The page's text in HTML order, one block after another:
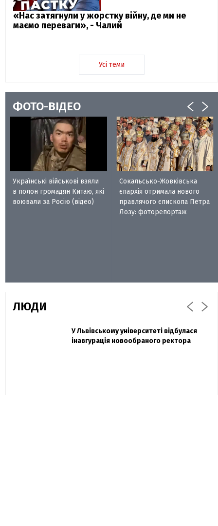
«Нас затягнули у жорстку війну, де ми не
маємо переваги», - Чалий
Усі теми
ФОТО-ВІДЕО
Українські військові взяли
в полон громадян Китаю, які
воювали за Росію (відео)
Сокальсько-Жовківська
єпархія отримала нового
правлячого єпископа Петра
Лозу: фоторепортаж
ЛЮДИ
Павло Дак
Захисник "Азовсталі" Діанов вдруге
одружився та показав фото з весілля
У Львівському університеті відбулася
інавгурація новообраного ректора